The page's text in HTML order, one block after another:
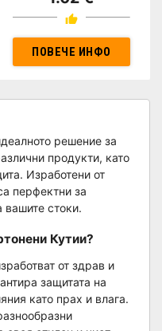
ПОВЕЧЕ ИНФО
решение за
продукти, като
Изработени от
перфектни за
вашите стоки.
Кутии?
от здрав и
защитата на
като прах и влага.